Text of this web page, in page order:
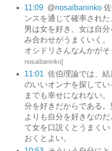
11:09 @nosaibaninko佐
ンスを通じて確率され
男は女を好き、女は自
み合わせがうまくいく
オシドリさんなんかがそ
nosaibaninko]
11:01 佐伯理論では、
のいいオンナを探して
までも幸せになれない
分を好きだからである
よりも自分を好きなの
て女を口説くとうまく
おくとよい。